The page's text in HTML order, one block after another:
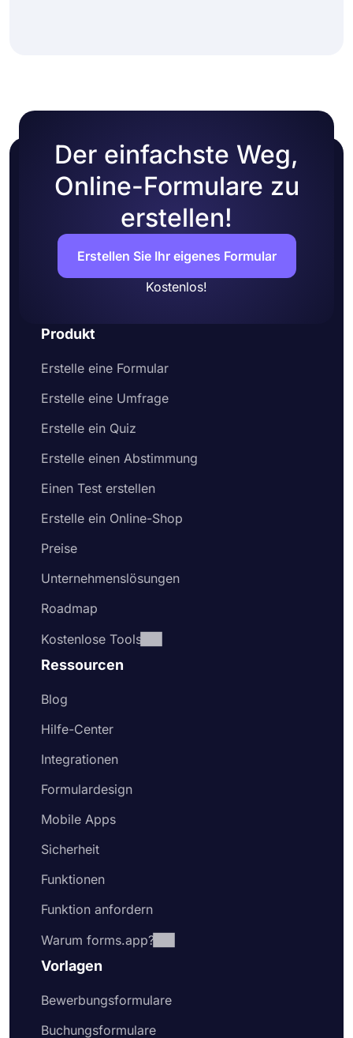
Der einfachste Weg,
Online-Formulare zu
erstellen!
Erstellen Sie Ihr eigenes Formular
Kostenlos!
Produkt
Erstelle eine Formular
Erstelle eine Umfrage
Erstelle ein Quiz
Erstelle einen Abstimmung
Einen Test erstellen
Erstelle ein Online-Shop
Preise
Unternehmenslösungen
Roadmap
Kostenlose Tools
Ressourcen
Blog
Hilfe-Center
Integrationen
Formulardesign
Mobile Apps
Sicherheit
Funktionen
Funktion anfordern
Warum forms.app?
Vorlagen
Bewerbungsformulare
Buchungsformulare